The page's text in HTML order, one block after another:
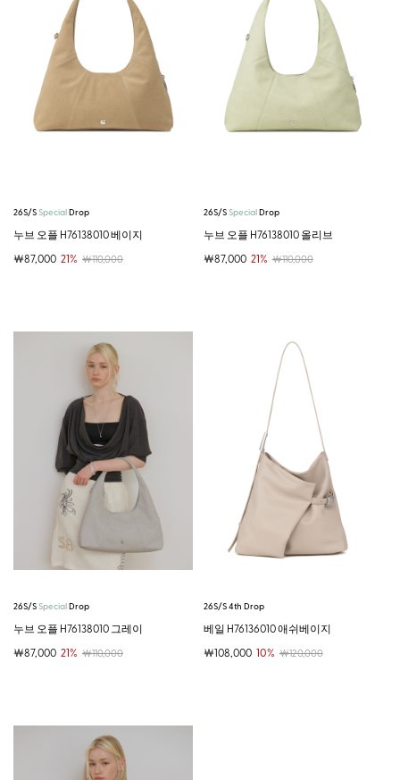
26S/S SpecialDrop
누브 오플 H76138010 베이지
￦87,000 21% ￦110,000
26S/S SpecialDrop
누브 오플 H76138010 올리브
￦87,000 21% ￦110,000
26S/S SpecialDrop
누브 오플 H76138010 그레이
￦87,000 21% ￦110,000
26S/S 4th Drop
베일 H76136010 애쉬베이지
￦108,000 10% ￦120,000